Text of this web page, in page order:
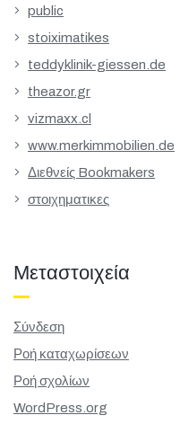
public
stoiximatikes
teddyklinik-giessen.de
theazor.gr
vizmaxx.cl
www.merkimmobilien.de
Διεθνείς Bookmakers
στοιχηματικες
Μεταστοιχεία
Σύνδεση
Ροή καταχωρίσεων
Ροή σχολίων
WordPress.org